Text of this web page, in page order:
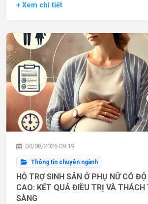
+ Xem chi tiết
04/08/2026 09:19
Thông tin chuyên ngành
HỖ TRỢ SINH SẢN Ở PHỤ NỮ CÓ
CAO: KẾT QUẢ ĐIỀU TRỊ VÀ THÁCH
SÀNG